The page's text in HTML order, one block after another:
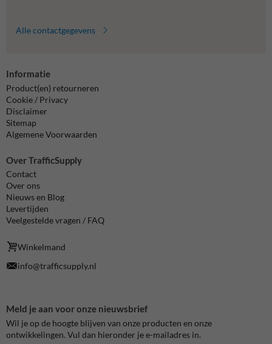
Alle contactgegevens
Informatie
Product(en) retourneren
Cookie / Privacy
Disclaimer
Sitemap
Algemene Voorwaarden
Over TrafficSupply
Contact
Over ons
Nieuws en Blog
Levertijden
Veelgestelde vragen / FAQ
Winkelmand
info@trafficsupply.nl
Meld je aan voor onze nieuwsbrief
Wil je op de hoogte blijven van onze producten en onze
ontwikkelingen. Vul dan hieronder je e-mailadres in.